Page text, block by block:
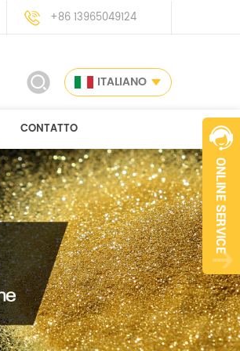
+86 13965049124
ITALIANO
CONTATTO